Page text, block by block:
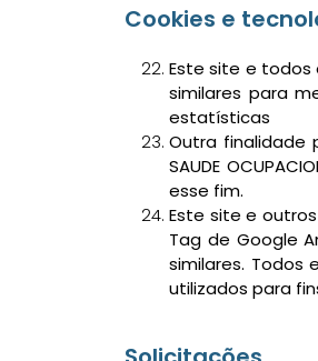
Cookies e
Este site e todos
similares para
estatísticas
Outra finalidade
SAUDE
esse fim.
Este site e outros
Tag de Google
similares.
utilizados para